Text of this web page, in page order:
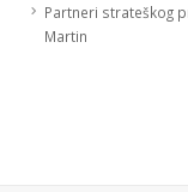
Partneri strateškog
Martin